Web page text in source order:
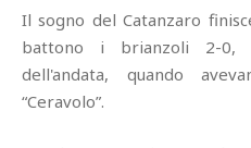
Il sogno del Catanzaro
battono i brianzoli 2-0,
dell'andata, quando
“Ceravolo”.